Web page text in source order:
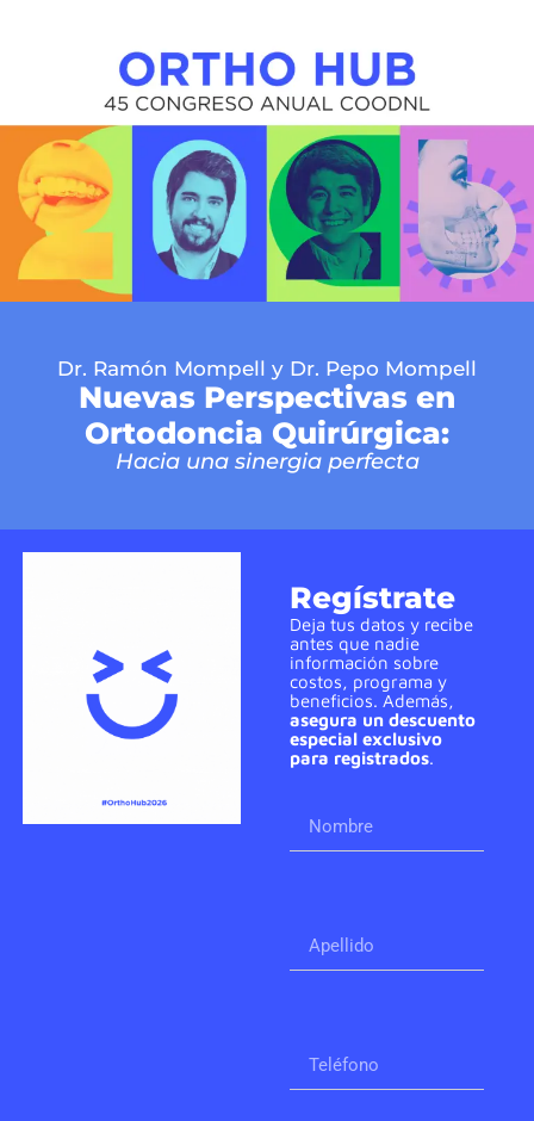
Dr. Ramón Mompell y Dr. Pepo Mompell
Nuevas Perspectivas en
Ortodoncia Quirúrgica:
Hacia una sinergia perfecta
Regístrate
Deja tus datos y recibe
antes que nadie
información sobre
costos, programa y
beneficios. Además,
asegura un descuento
especial exclusivo
para registrados.